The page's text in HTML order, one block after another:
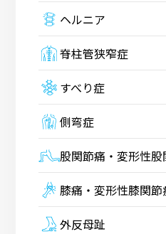
ヘルニア
脊柱管狭窄症
すべり症
側弯症
股関節痛・変形性
膝痛・変形性膝関節
外反母趾